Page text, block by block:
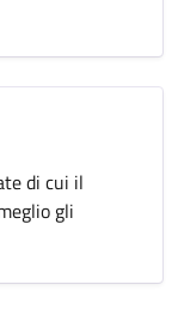
di cui il
gli